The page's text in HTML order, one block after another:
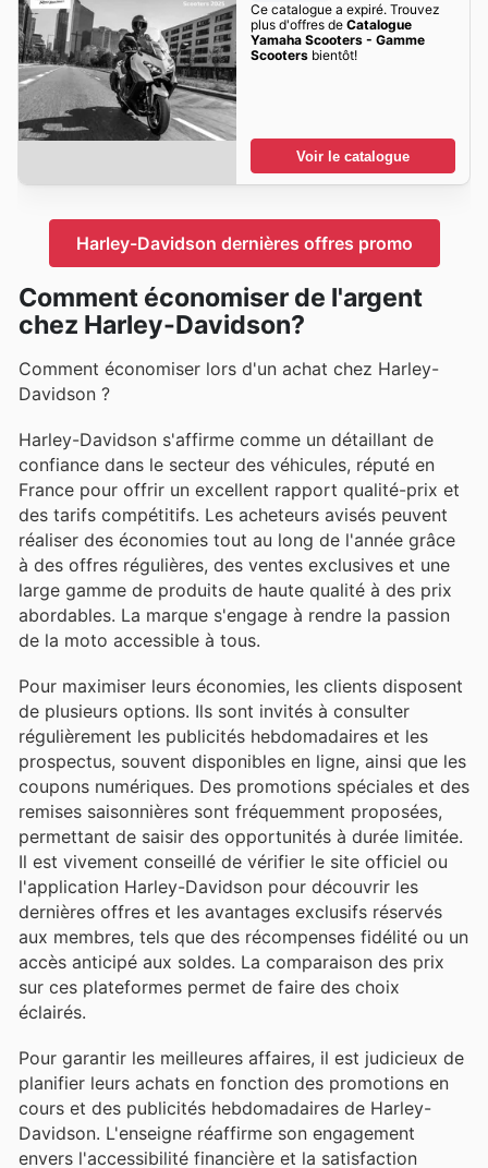
Ce catalogue a expiré. Trouvez
plus d'offres de Catalogue
Yamaha Scooters - Gamme
Scootersbientôt!
Voir le catalogue
Harley-Davidson dernières offres promo
Comment économiser de l'argent
chez Harley-Davidson?
Comment économiser lors d'un achat chez Harley-
Davidson ?
Harley-Davidson s'affirme comme un détaillant de
confiance dans le secteur des véhicules, réputé en
France pour offrir un excellent rapport qualité-prix et
des tarifs compétitifs. Les acheteurs avisés peuvent
réaliser des économies tout au long de l'année grâce
à des offres régulières, des ventes exclusives et une
large gamme de produits de haute qualité à des prix
abordables. La marque s'engage à rendre la passion
de la moto accessible à tous.
Pour maximiser leurs économies, les clients disposent
de plusieurs options. Ils sont invités à consulter
régulièrement les publicités hebdomadaires et les
prospectus, souvent disponibles en ligne, ainsi que les
coupons numériques. Des promotions spéciales et des
remises saisonnières sont fréquemment proposées,
permettant de saisir des opportunités à durée limitée.
Il est vivement conseillé de vérifier le site officiel ou
l'application Harley-Davidson pour découvrir les
dernières offres et les avantages exclusifs réservés
aux membres, tels que des récompenses fidélité ou un
accès anticipé aux soldes. La comparaison des prix
sur ces plateformes permet de faire des choix
éclairés.
Pour garantir les meilleures affaires, il est judicieux de
planifier leurs achats en fonction des promotions en
cours et des publicités hebdomadaires de Harley-
Davidson. L'enseigne réaffirme son engagement
envers l'accessibilité financière et la satisfaction